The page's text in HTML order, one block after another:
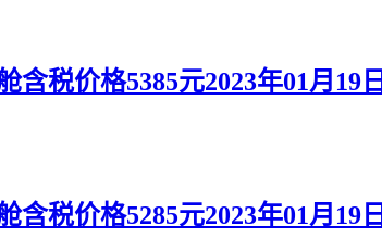
税价格5385元2023年01月19日
税价格5285元2023年01月19日